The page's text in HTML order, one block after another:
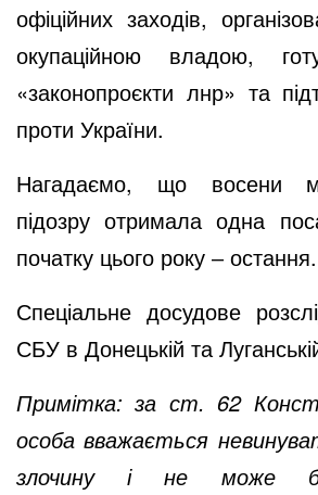
офіційних заходів,
окупаційною владою,
«законопроєкти лнр» та
проти України.
Нагадаємо, що восени
підозру отримала одна
початку цього року ‒остання.
Спеціальне досудове
СБУ в Донецькій та
Примітка: за ст. 62
особа вважається
злочину і не може